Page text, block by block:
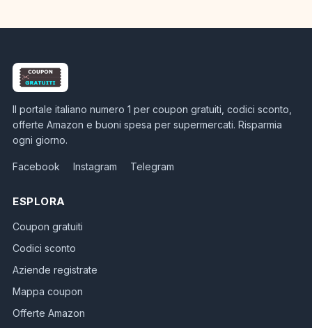
Il portale italiano numero 1 per coupon gratuiti, codici sconto,
offerte Amazon e buoni spesa per supermercati. Risparmia
ogni giorno.
Facebook Instagram Telegram
ESPLORA
Coupon gratuiti
Codici sconto
Aziende registrate
Mappa coupon
Offerte Amazon